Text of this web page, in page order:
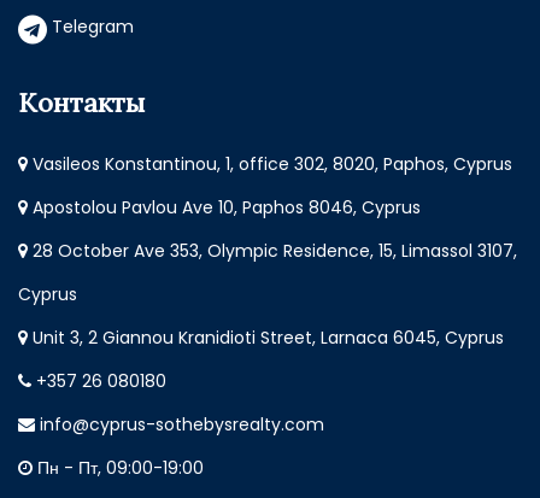
Telegram
Контакты
Vasileos Konstantinou, 1, office 302, 8020, Paphos, Cyprus
Apostolou Pavlou Ave 10, Paphos 8046, Cyprus
28 October Ave 353, Olympic Residence, 15, Limassol 3107,
Cyprus
Unit 3, 2 Giannou Kranidioti Street, Larnaca 6045, Cyprus
+357 26 080180
info@cyprus-sothebysrealty.com
Пн - Пт, 09:00-19:00